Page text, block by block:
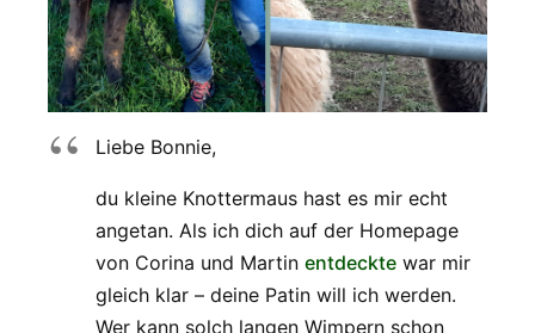
Liebe Bonnie,
du kleine Knottermaus hast es mir echt
angetan. Als ich dich auf der Homepage
von Corina und Martin entdeckte war mir
gleich klar – deine Patin will ich werden.
Wer kann solch langen Wimpern schon